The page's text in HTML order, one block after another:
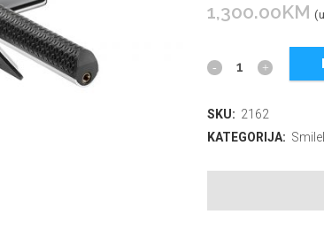
1,300.00KM
SKU: 2162
KATEGORIJA: